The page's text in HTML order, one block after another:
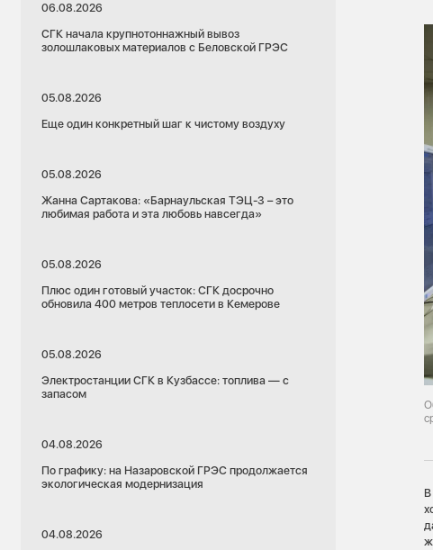
06.08.2026
СГК начала крупнотоннажный вывоз
золошлаковых материалов с Беловской ГРЭС
05.08.2026
Еще один конкретный шаг к чистому воздуху
05.08.2026
Жанна Сартакова: «Барнаульская ТЭЦ-3 – это
любимая работа и эта любовь навсегда»
05.08.2026
Плюс один готовый участок: СГК досрочно
обновила 400 метров теплосети в Кемерове
05.08.2026
Электростанции СГК в Кузбассе: топлива — с
запасом
04.08.2026
По графику: на Назаровской ГРЭС продолжается
экологическая модернизация
04.08.2026